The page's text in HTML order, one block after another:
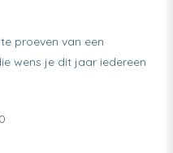
proeven van een
wens je dit jaar iedereen